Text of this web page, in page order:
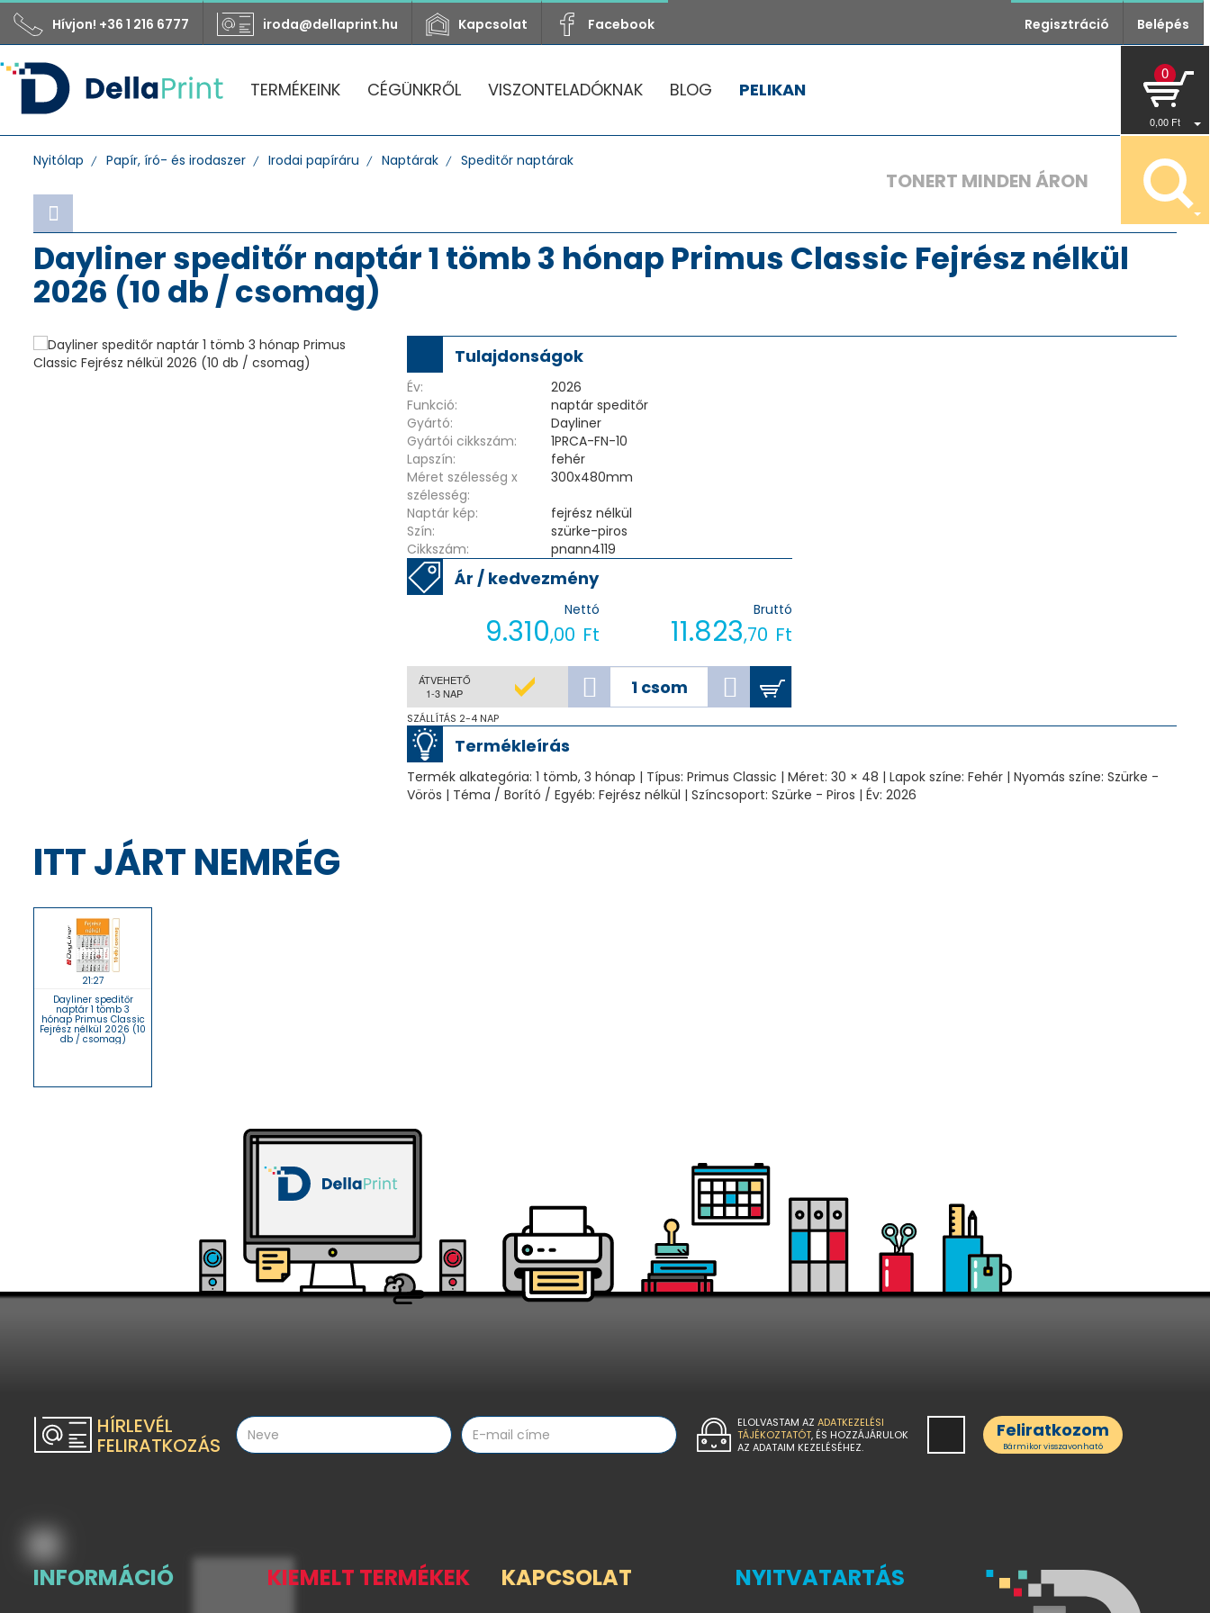
Hívjon! +36 1 216 6777 iroda@dellaprint.hu Kapcsolat Facebook Regisztráció Belépés
TERMÉKEINK CÉGÜNKRŐL VISZONTELADÓKNAK BLOG PELIKAN
0
0,00 Ft
TONERT MINDEN ÁRON
Nyitólap Papír, író- és irodaszer Irodai papíráru Naptárak Speditőr naptárak
Dayliner speditőr naptár 1 tömb 3 hónap Primus Classic Fejrész nélkül
2026 (10 db / csomag)
Tulajdonságok
Év:
2026
Funkció:
naptár speditőr
Gyártó:
Dayliner
Gyártói cikkszám:
1PRCA-FN-10
Lapszín:
fehér
Méret szélesség x
szélesség:
300x480mm
Naptár kép:
fejrész nélkül
Szín:
szürke-piros
Cikkszám:
pnann4119
Ár / kedvezmény
Nettó
9.310,00 Ft
Bruttó
11.823,70 Ft
ÁTVEHETŐ
1-3 NAP
SZÁLLÍTÁS 2-4 NAP
Termékleírás
Termék alkategória: 1 tömb, 3 hónap | Típus: Primus Classic | Méret: 30 × 48 | Lapok színe: Fehér | Nyomás színe: Szürke -
Vörös | Téma / Borító / Egyéb: Fejrész nélkül | Színcsoport: Szürke - Piros | Év: 2026
ITT JÁRT NEMRÉG
21:27
Dayliner speditőr
naptár 1 tömb 3
hónap Primus Classic
Fejrész nélkül 2026 (10
db / csomag)
HÍRLEVÉL
FELIRATKOZÁS
ELOLVASTAM AZ ADATKEZELÉSI
TÁJÉKOZTATÓT, ÉS HOZZÁJÁRULOK
AZ ADATAIM KEZELÉSÉHEZ.
Feliratkozom
Bármikor visszavonható
INFORMÁCIÓ KIEMELT TERMÉKEK KAPCSOLAT NYITVATARTÁS